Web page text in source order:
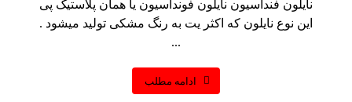
نایلون فنداسیون نایلون فونداسیون یا همان پلاستیک پی
این نوع نایلون که اکثر یت به رنگ مشکی تولید میشود .
...
ادامه مطلب